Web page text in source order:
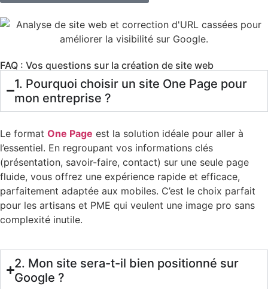
FAQ : Vos questions sur la création de site web
1. Pourquoi choisir un site One Page pour
mon entreprise ?
Le format One Page est la solution idéale pour aller à
l’essentiel. En regroupant vos informations clés
(présentation, savoir-faire, contact) sur une seule page
fluide, vous offrez une expérience rapide et efficace,
parfaitement adaptée aux mobiles. C’est le choix parfait
pour les artisans et PME qui veulent une image pro sans
complexité inutile.
2. Mon site sera-t-il bien positionné sur
Google ?